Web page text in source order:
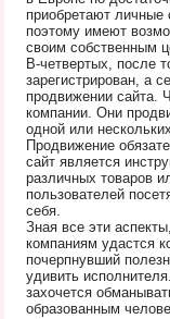
приобретают личные
поэтому имеют
своим собственным
В-четвертых, после
зарегистрирован, а
продвижении сайта.
компании. Они
одной или
Продвижение
сайт является
различных товаров
пользователей
себя.
Зная все эти
компаниям удастся
почерпнувший
удивить
захочется
образованным